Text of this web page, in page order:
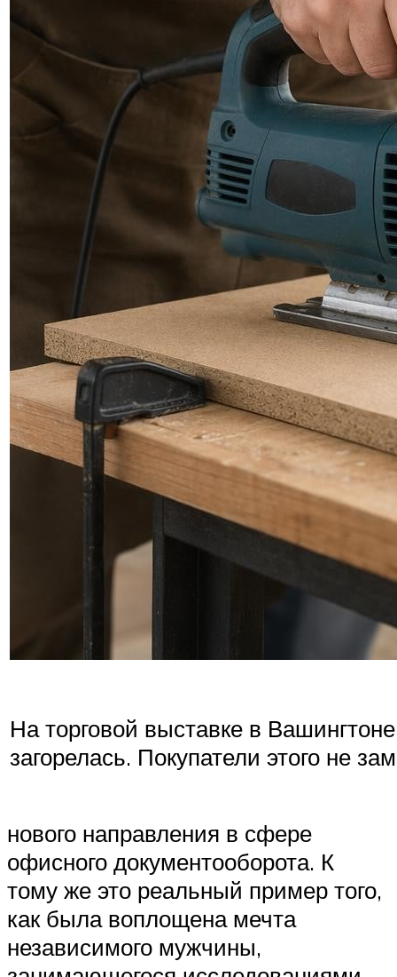
На торговой выставке в
загорелась. Покупатели этого не
нового направления в сфере
офисного документооборота. К
тому же это реальный пример того,
как была воплощена мечта
независимого мужчины,